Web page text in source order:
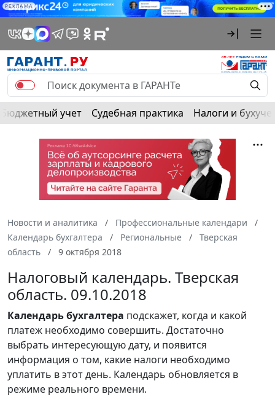
РЕКЛАМА
Бюджетный учет Судебная практика Налоги и
Новости и аналитика
Профессиональные календари
Календарь бухгалтера
Региональные
Тверская
область
9 октября 2018
Налоговый календарь. Тверская
область. 09.10.2018
Календарьбухгалтера подскажет, когда и какой
платеж необходимо совершить. Достаточно
выбрать интересующую дату, и появится
информация о том, какие налоги необходимо
уплатить в этот день. Календарь обновляется в
режиме реального времени.